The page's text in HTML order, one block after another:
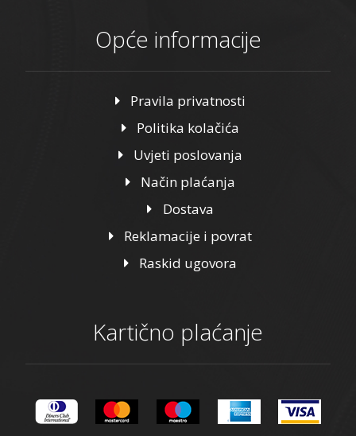
Opće informacije
Pravila privatnosti
Politika kolačića
Uvjeti poslovanja
Način plaćanja
Dostava
Reklamacije i povrat
Raskid ugovora
Kartično plaćanje